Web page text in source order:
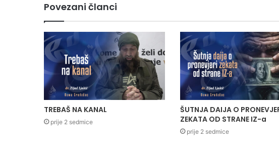
Povezani članci
TREBAŠ NA KANAL
prije 2 sedmice
ŠUTNJA DAIJA O
ZEKATA OD STRANE IZ-a
prije 2 sedmice